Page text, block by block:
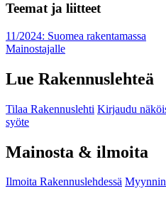
Teemat ja liitteet
11/2024: Suomea rakentamassa
Mainostajalle
Lue Rakennuslehteä
Tilaa Rakennuslehti Kirjaudu
syöte
Mainosta & ilmoita
Ilmoita Rakennuslehdessä